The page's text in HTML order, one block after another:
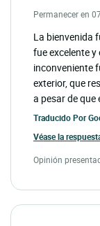
Permanecer en
La bienvenida
fue excelente
inconveniente
exterior, que
a pesar de
Traducido Por
Véase la
Opinión